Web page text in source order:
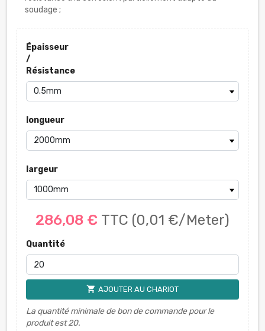
soudage ;
Épaisseur
/
Résistance
longueur
largeur
286,08 € TTC (0,01 €/Meter)
Quantité
shopping_cart AJOUTER AU CHARIOT
La quantité minimale de bon de commande pour le
produit est 20.